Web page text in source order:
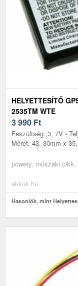
HELYETTESÍTŐ
2535TM WTE
3 990 Ft
Feszültség: 3, 7V -
Méret: 43, 30mm x
powery, műszaki
akkuk.hu
Hasonlók, mint